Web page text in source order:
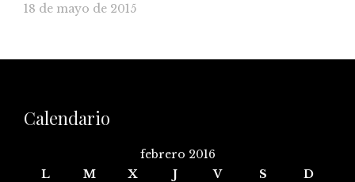
18 de mayo de 2015
Calendario
febrero 2016
L
M X J V S
D